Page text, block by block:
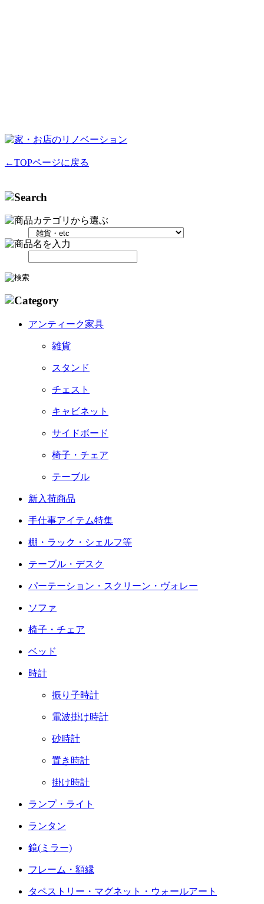
←TOPページに戻る
アンティーク家具
雑貨
スタンド
チェスト
キャビネット
サイドボード
椅子・チェア
テーブル
新入荷商品
手仕事アイテム特集
棚・ラック・シェルフ等
テーブル・デスク
パーテーション・スクリーン・ヴォレー
ソファ
椅子・チェア
ベッド
時計
振り子時計
電波掛け時計
砂時計
置き時計
掛け時計
ランプ・ライト
ランタン
鏡(ミラー)
フレーム・額縁
タペストリー・マグネット・ウォールアート